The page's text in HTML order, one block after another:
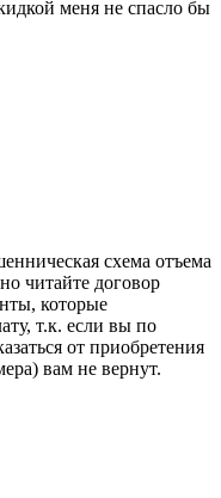
меня не спасло бы
схема отъема
читайте договор
которые
т.к. если вы по
от приобретения
вам не вернут.